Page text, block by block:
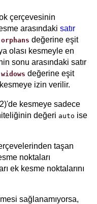
çerçevesinin
arasındaki satır
orphans değerine eşit
olası kesmeyle en
sonu arasındaki satır
widows değerine eşit
izin verilir.
kesmeye sadece
değeri auto ise
taşan
noktaları
ek kesme noktalarını
sağlanamıyorsa,